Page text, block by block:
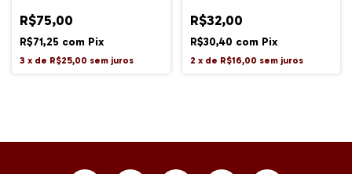
R$75,00
R$71,25 com Pix
3 x de R$25,00 sem juros
R$32,00
R$30,40 com Pix
2 x de R$16,00 sem juros